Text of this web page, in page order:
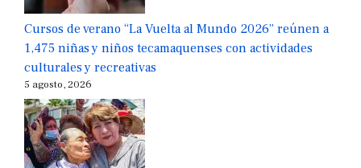
Cursos de verano “La Vuelta al Mundo 2026” reúnen a
1,475 niñas y niños tecamaquenses con actividades
culturales y recreativas
5 agosto, 2026